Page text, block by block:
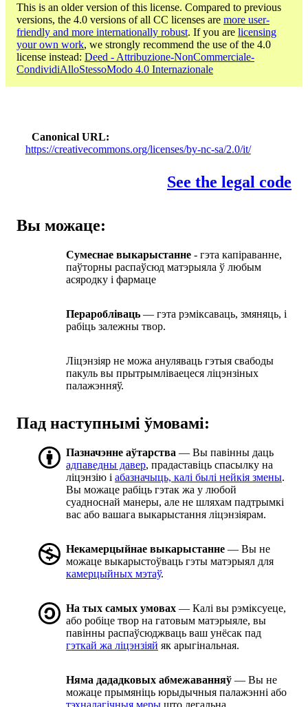
This is an older version of this license. Compared to previous
versions, the 4.0 versions of all CC licenses are more user-
friendly and more internationally robust. If you are licensing
your own work, we strongly recommend the use of the 4.0
license instead: Deed - Attribuzione-NonCommerciale-
CondividiAlloStessoModo 4.0 Internazionale
Canonical URL
https://creativecommons.org/licenses/by-nc-sa/2.0/it/
See the legal code
Вы можаце:
Сумеснае выкарыстанне - гэта капіраванне,
паўторны распаўсюд матэрыяла ў любым
асяродку і фармаце
Пераробліваць — гэта рэміксаваць, змяняць, і
рабіць залежны твор.
Ліцэнзіяр не можа ануляваць гэтыя свабоды
пакуль вы прытрымліваецеся ліцэнзіных
палажэнняў.
Пад наступнымі ўмовамі:
Пазначэнне аўтарства — Вы павінны даць
адпаведны давер, прадаставіць спасылку на
ліцэнзію і абазначыць, калі былі нейкія змены.
Вы можаце рабіць гэтак жа у любой
суадноснай манеры, але не шляхам падтрымкі
вас або вашага выкарыстання ліцэнзіярам.
Некамерцыйнае выкарыстанне — Вы не
можаце выкарыстоўваць гэты матэрыял для
камерцыйных мэтаў.
На тых самых умовах — Калі вы рэміксуеце,
або робіце твор на гатовым матэрыяле, вы
павінны распаўсюджваць ваш унёсак пад
гэткай жа ліцэнзіяй як арыгінальная.
Няма дададковых абмежаванняў — Вы не
можаце прымяніць юрыдычныя палажэнні або